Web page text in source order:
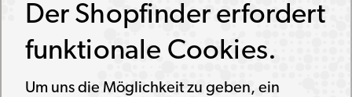
Der Shopfinder erfordert
funktionale Cookies.
Um uns die Möglichkeit zu geben, ein